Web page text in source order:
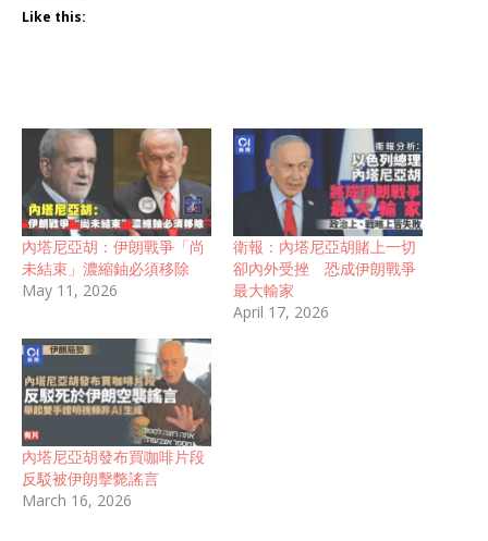
Like this:
內塔尼亞胡：伊朗戰爭「尚
未結束」濃縮鈾必須移除
May 11, 2026
衛報：內塔尼亞胡賭上一切
卻內外受挫 恐成伊朗戰爭
最大輸家
April 17, 2026
內塔尼亞胡發布買咖啡片段
反駁被伊朗擊斃謠言
March 16, 2026